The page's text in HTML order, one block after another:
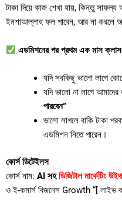
টাকা দিয়ে কাজ শেখা যায়, কিন্তু সাফল্য
ইনশাআল্লাহ ফল পাবেন, আর না করলে
এডমিশনের পর প্রথম এক মাস
যদি সবকিছু ভালো লাগে
যদি ভালো না লাগে আমাদের
পারবেন”
ভালো লাগলে বাকি টাকা
এডমিশন নিতে পারেন।
কোর্স ডিটেইলস
কোর্স নাম: AI সহ ডিজিটাল মার্কেটিং
ও ই-কমার্স বিজনেস Growth “[ লাইভ